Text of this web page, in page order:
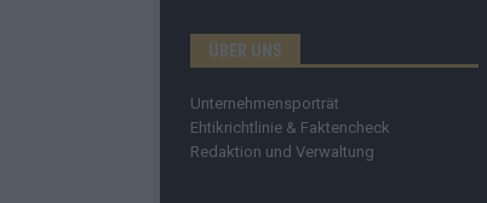
ÜBER UNS
Unternehmensporträt
Ehtikrichtlinie & Faktencheck
Redaktion und Verwaltung